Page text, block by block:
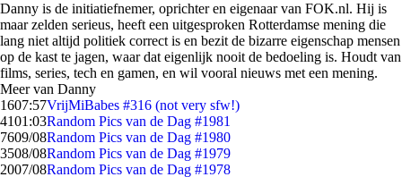
Danny is de initiatiefnemer, oprichter en eigenaar van FOK.nl. Hij is
maar zelden serieus, heeft een uitgesproken Rotterdamse mening die
lang niet altijd politiek correct is en bezit de bizarre eigenschap mensen
op de kast te jagen, waar dat eigenlijk nooit de bedoeling is. Houdt van
films, series, tech en gamen, en wil vooral nieuws met een mening.
Meer van Danny
1607:57VrijMiBabes #316 (not very sfw!)
4101:03Random Pics van de Dag #1981
7609/08Random Pics van de Dag #1980
3508/08Random Pics van de Dag #1979
2007/08Random Pics van de Dag #1978